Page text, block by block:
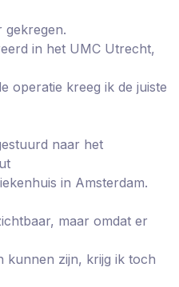
gekregen.
in het UMC Utrecht,
operatie kreeg ik de juiste
naar het
in Amsterdam.
maar omdat er
kunnen zijn, krijg ik toch